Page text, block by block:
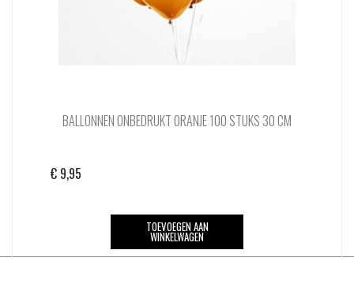
BALLONNEN ONBEDRUKT ORANJE 100 STUKS 30 CM
€ 9,95
TOEVOEGEN AAN
WINKELWAGEN